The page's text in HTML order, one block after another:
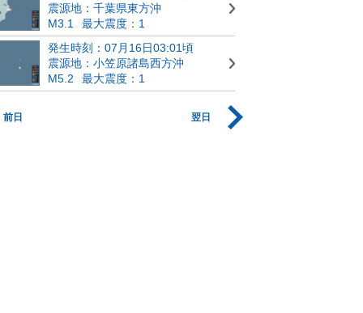
震源地：千葉県東方沖
M3.1
最大震度：1
発生時刻：07月16日03:01頃
震源地：小笠原諸島西方沖
M5.2
最大震度：1
前日 翌日